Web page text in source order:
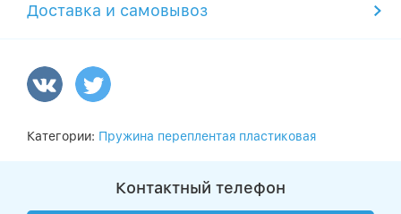
Доставка и самовывоз
Категории: Пружина переплентая пластиковая
Контактный телефон